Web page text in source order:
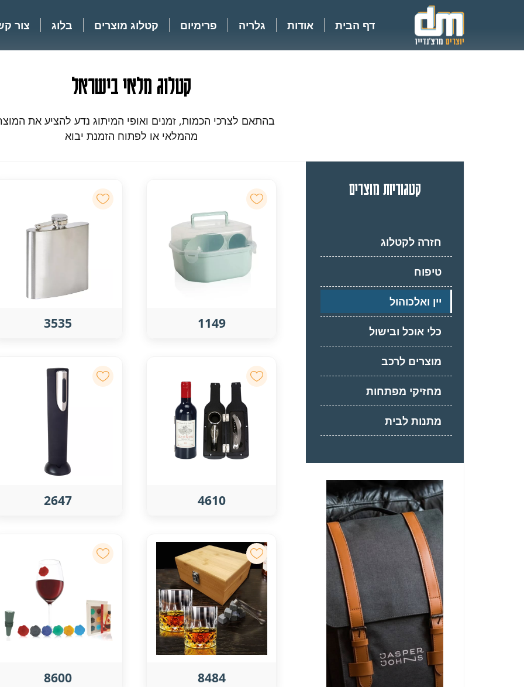
דף הבית אודות גלריה פרימיום קטלוג מוצרים בלוג צור
קטלוג מלאי בישראל
בהתאם לצרכי הכמות, זמנים ואופי המיתוג נדע להציע את
מהמלאי או לפתוח הזמנת יבוא
קטגוריות מוצרים
חזרה לקטלוג
טיפוח
יין ואלכוהול
כלי אוכל ובישול
מוצרים לרכב
מחזיקי מפתחות
מתנות לבית
1149
3535
4610
2647
8484
8600